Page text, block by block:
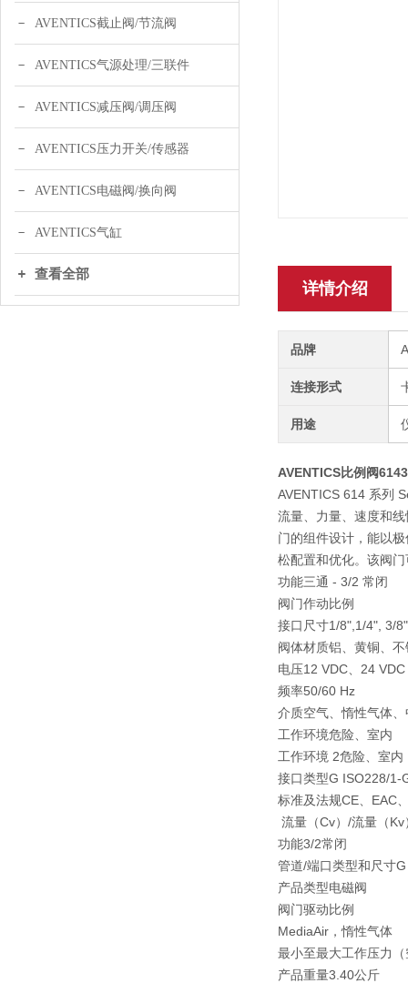
AVENTICS截止阀/节流阀
AVENTICS气源处理/三联件
AVENTICS减压阀/调压阀
AVENTICS压力开关/传感器
AVENTICS电磁阀/换向阀
AVENTICS气缸
查看全部
详情介绍
品牌
连接形式
用途
AVENTICS比例阀
AVENTICS 614 系列
流量、力量、速度和
门的组件设计，能以
松配置和优化。该阀
功能三通 - 3/2 常闭
阀门作动比例
接口尺寸1/8",1/4", 3/
阀体材质铝、黄铜、
电压12 VDC、24 VDC
频率50/60 Hz
介质空气、惰性气体
工作环境危险、室内
工作环境 2危险、室内
接口类型G ISO228/1-
标准及法规CE、EAC
流量（Cv）/流量（
功能3/2常闭
管道/端口类型和尺寸
产品类型电磁阀
阀门驱动比例
MediaAir，惰性气体
最小至最大工作压力
产品重量3.40公斤